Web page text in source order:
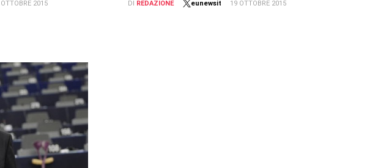
2015 DI REDAZIONE eunewsit 19 OTTOBRE 2015